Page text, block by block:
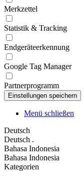
Merkzettel
Statistik & Tracking
Endgeräteerkennung
Google Tag Manager
Partnerprogramm
Menü schließen
Deutsch
Deutsch .
Bahasa Indonesia
Bahasa Indonesia
Kategorien